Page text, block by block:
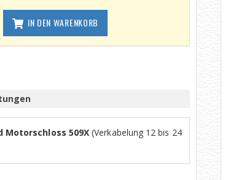
IN DEN WARENKORB
509X(Verkabelung 12 bis 24